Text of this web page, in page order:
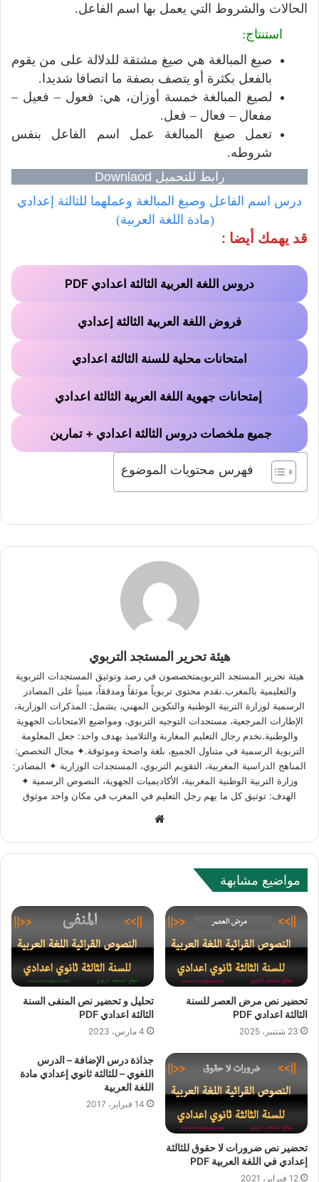
الحالات والشروط التي يعمل بها اسم الفاعل.
استنتاج:
صيغ المبالغة هي صيغ مشتقة للدلالة على من يقوم
بالفعل بكثرة أو يتصف بصفة ما اتصافا شديدا.
لصيغ المبالغة خمسة أوزان، هي: فعول – فعيل –
مفعال – فعال – فعل.
تعمل صيغ المبالغة عمل اسم الفاعل بنفس
شروطه.
رابط للتحميل Downlaod
درس اسم الفاعل وصيغ المبالغة وعملهما للثالثة إعدادي
(مادة اللغة العربية)
قد يهمك أيضا :
دروس اللغة العربية الثالثة اعدادي PDF
فروض اللغة العربية الثالثة إعدادي
امتحانات محلية للسنة الثالثة اعدادي
إمتحانات جهوية اللغة العربية الثالثة اعدادي
جميع ملخصات دروس الثالثة اعدادي + تمارين
فهرس محتويات الموضوع
هيئة تحرير المستجد التربوي
هيئة تحرير المستجد التربويمتخصصون في رصد وتوثيق المستجدات التربوية
والتعليمية بالمغرب.نقدم محتوى تربوياً موثقاً ومدققاً، مبنياً على المصادر
الرسمية لوزارة التربية الوطنية والتكوين المهني، يشمل: المذكرات الوزارية،
الإطارات المرجعية، مستجدات التوجيه التربوي، ومواضيع الامتحانات الجهوية
والوطنية.نخدم رجال التعليم المغاربة والتلاميذ بهدف واحد: جعل المعلومة
التربوية الرسمية في متناول الجميع، بلغة واضحة وموثوقة.✦ مجال التخصص:
المناهج الدراسية المغربية، التقويم التربوي، المستجدات الوزارية ✦ المصادر:
وزارة التربية الوطنية المغربية، الأكاديميات الجهوية، النصوص الرسمية ✦
الهدف: توثيق كل ما يهم رجل التعليم في المغرب في مكان واحد موثوق
مواضيع مشابهة
تحضير نص مرض العصر للسنة
الثالثة اعدادي PDF
23 شتنبر، 2025
تحليل و تحضير نص المنفى السنة
الثالثة اعدادي PDF
4 مارس، 2023
تحضير نص ضرورات لا حقوق للثالثة
إعدادي في اللغة العربية PDF
12 فبراير، 2021
جذاذة درس الإضافة – الدرس
اللغوي – للثالثة ثانوي إعدادي مادة
اللغة العربية
14 فبراير، 2017